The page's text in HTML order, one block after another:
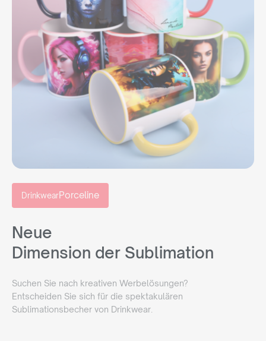
DrinkwearPorceline
Neue
Dimension der Sublimation
Suchen Sie nach kreativen Werbelösungen?
Entscheiden Sie sich für die spektakulären
Sublimationsbecher von Drinkwear.